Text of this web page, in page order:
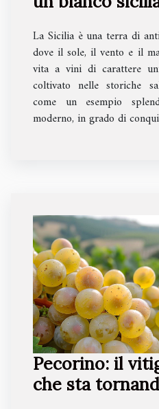
La Sicilia è una terra di
dove il sole, il vento e il
vita a vini di carattere
coltivato nelle storiche
come un esempio
moderno, in grado di
Pecorino: il
che sta